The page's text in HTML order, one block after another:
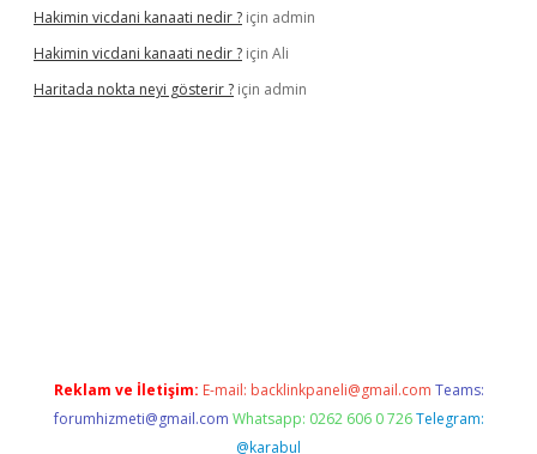
Hakimin vicdani kanaati nedir ? için admin
Hakimin vicdani kanaati nedir ? için Ali
Haritada nokta neyi gösterir ? için admin
Reklam ve İletişim: E-mail: backlinkpaneli@gmail.com Teams:
forumhizmeti@gmail.com Whatsapp: 0262 606 0 726 Telegram:
@karabul